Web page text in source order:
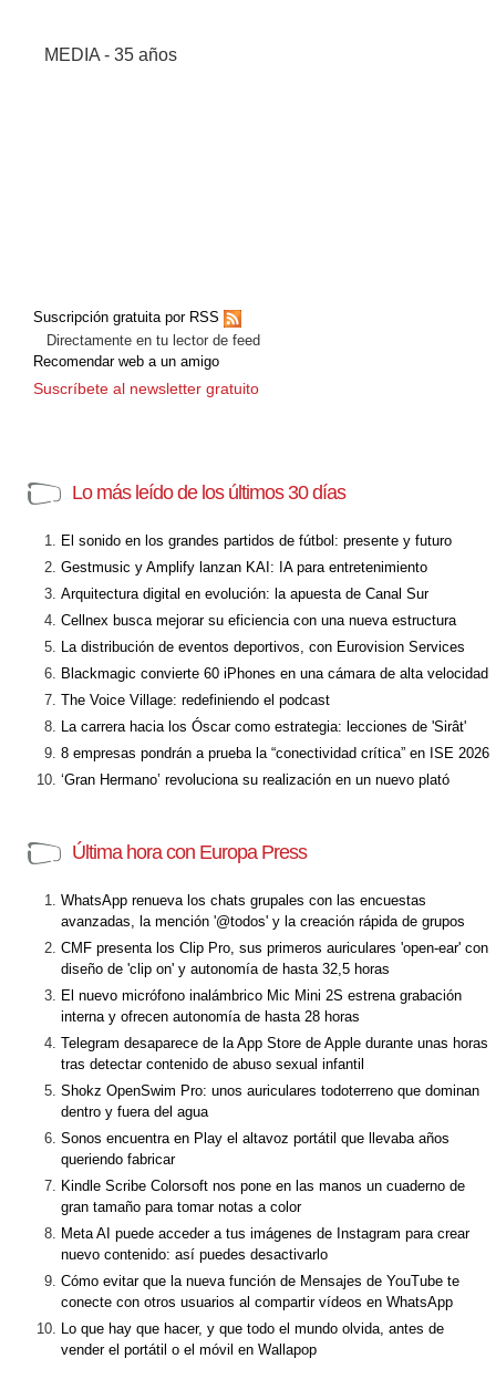
MEDIA - 35 años
Suscripción gratuita por RSS
Directamente en tu lector de feed
Recomendar web a un amigo
Suscríbete al newsletter gratuito
Lo más leído de los últimos 30 días
El sonido en los grandes partidos de fútbol: presente y futuro
Gestmusic y Amplify lanzan KAI: IA para entretenimiento
Arquitectura digital en evolución: la apuesta de Canal Sur
Cellnex busca mejorar su eficiencia con una nueva estructura
La distribución de eventos deportivos, con Eurovision Services
Blackmagic convierte 60 iPhones en una cámara de alta velocidad
The Voice Village: redefiniendo el podcast
La carrera hacia los Óscar como estrategia: lecciones de 'Sirât'
8 empresas pondrán a prueba la “conectividad crítica” en ISE 2026
‘Gran Hermano’ revoluciona su realización en un nuevo plató
Última hora con Europa Press
WhatsApp renueva los chats grupales con las encuestas
avanzadas, la mención '@todos' y la creación rápida de grupos
CMF presenta los Clip Pro, sus primeros auriculares 'open-ear' con
diseño de 'clip on' y autonomía de hasta 32,5 horas
El nuevo micrófono inalámbrico Mic Mini 2S estrena grabación
interna y ofrecen autonomía de hasta 28 horas
Telegram desaparece de la App Store de Apple durante unas horas
tras detectar contenido de abuso sexual infantil
Shokz OpenSwim Pro: unos auriculares todoterreno que dominan
dentro y fuera del agua
Sonos encuentra en Play el altavoz portátil que llevaba años
queriendo fabricar
Kindle Scribe Colorsoft nos pone en las manos un cuaderno de
gran tamaño para tomar notas a color
Meta AI puede acceder a tus imágenes de Instagram para crear
nuevo contenido: así puedes desactivarlo
Cómo evitar que la nueva función de Mensajes de YouTube te
conecte con otros usuarios al compartir vídeos en WhatsApp
Lo que hay que hacer, y que todo el mundo olvida, antes de
vender el portátil o el móvil en Wallapop